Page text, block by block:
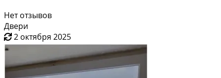
Нет отзывов
Двери
2 октября 2025